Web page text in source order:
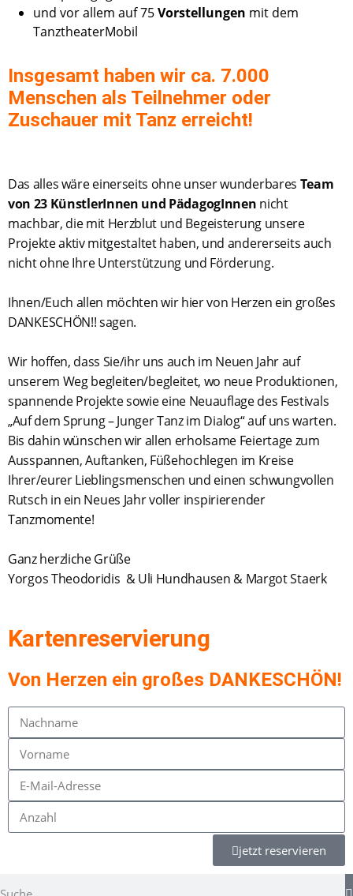
und vor allem auf 75Vorstellungen mit dem
TanztheaterMobil
Insgesamt haben wir ca. 7.000
Menschen als Teilnehmer oder
Zuschauer mit Tanz erreicht!
Das alles wäre einerseits ohne unser wunderbares Team
von 23 KünstlerInnen und PädagogInnen nicht
machbar, die mit Herzblut und Begeisterung unsere
Projekte aktiv mitgestaltet haben, und andererseits auch
nicht ohne Ihre Unterstützung und Förderung.
Ihnen/Euch allen möchten wir hier von Herzen ein großes
DANKESCHÖN!! sagen.
Wir hoffen, dass Sie/ihr uns auch im Neuen Jahr auf
unserem Weg begleiten/begleitet, wo neue Produktionen,
spannende Projekte sowie eine Neuauflage des Festivals
„Auf dem Sprung – Junger Tanz im Dialog“ auf uns warten.
Bis dahin wünschen wir allen erholsame Feiertage zum
Ausspannen, Auftanken, Füßehochlegen im Kreise
Ihrer/eurer Lieblingsmenschen und einen schwungvollen
Rutsch in ein Neues Jahr voller inspirierender
Tanzmomente!
Ganz herzliche Grüße
Yorgos Theodoridis & Uli Hundhausen & Margot Staerk
Kartenreservierung
Von Herzen ein großes DANKESCHÖN!
jetzt reservieren